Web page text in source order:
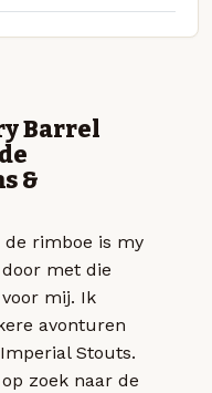
Barrel
&
de rimboe is my
met die
mij. Ik
avonturen
Stouts.
zoek naar de